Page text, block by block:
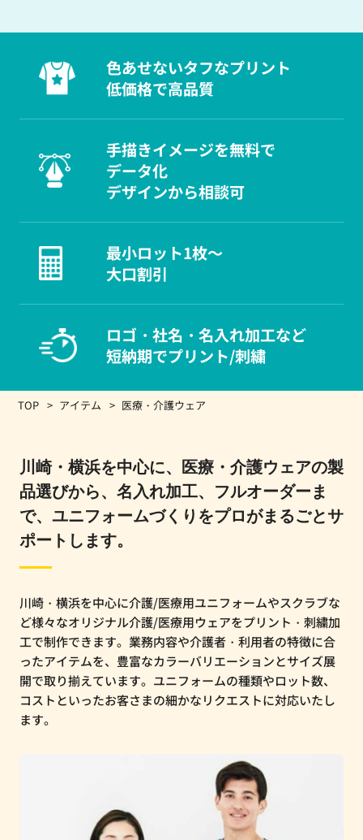
色あせないタフなプリント
低価格で高品質
手描きイメージを無料で
データ化
デザインから相談可
最小ロット1枚～
大口割引
ロゴ・社名・名入れ加工など
短納期でプリント/刺繍
TOP アイテム 医療・介護ウェア
川崎・横浜を中心に、医療・介護ウェアの製
品選びから、名入れ加工、フルオーダーま
で、ユニフォームづくりをプロがまるごとサ
ポートします。
川崎・横浜を中心に介護/医療用ユニフォームやスクラブな
ど様々なオリジナル介護/医療用ウェアをプリント・刺繍加
工で制作できます。業務内容や介護者・利用者の特徴に合
ったアイテムを、豊富なカラーバリエーションとサイズ展
開で取り揃えています。ユニフォームの種類やロット数、
コストといったお客さまの細かなリクエストに対応いたし
ます。